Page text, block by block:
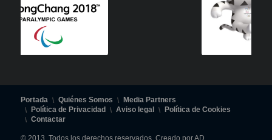
Portada Quiénes Somos
Media Partners
Política de Privacidad
Aviso legal
Política de Cookies
Contactar
© 2013. Todos los derechos reservados. Creado por AD